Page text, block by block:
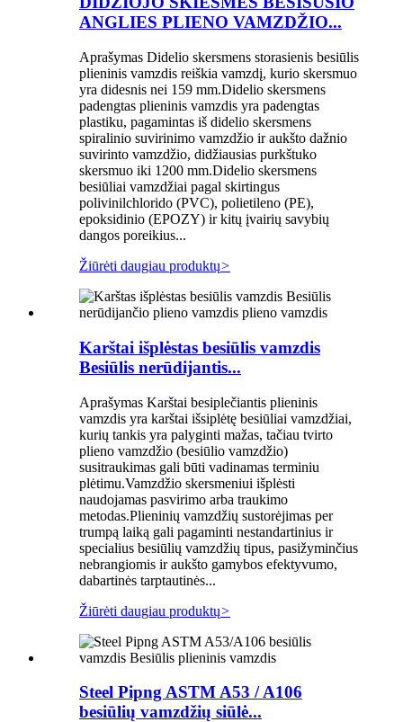
ANGLIES PLIENO VAMZDŽIO...
Aprašymas Didelio skersmens storasienis besiūlis
plieninis vamzdis reiškia vamzdį, kurio skersmuo
yra didesnis nei 159 mm.Didelio skersmens
padengtas plieninis vamzdis yra padengtas
plastiku, pagamintas iš didelio skersmens
spiralinio suvirinimo vamzdžio ir aukšto dažnio
suvirinto vamzdžio, didžiausias purkštuko
skersmuo iki 1200 mm.Didelio skersmens
besiūliai vamzdžiai pagal skirtingus
polivinilchlorido (PVC), polietileno (PE),
epoksidinio (EPOZY) ir kitų įvairių savybių
dangos poreikius...
Žiūrėti daugiau produktų>
Karštai išplėstas besiūlis vamzdis
Besiūlis nerūdijantis...
Aprašymas Karštai besiplečiantis plieninis
vamzdis yra karštai išsiplėtę besiūliai vamzdžiai,
kurių tankis yra palyginti mažas, tačiau tvirto
plieno vamzdžio (besiūlio vamzdžio)
susitraukimas gali būti vadinamas terminiu
plėtimu.Vamzdžio skersmeniui išplėsti
naudojamas pasvirimo arba traukimo
metodas.Plieninių vamzdžių sustorėjimas per
trumpą laiką gali pagaminti nestandartinius ir
specialius besiūlių vamzdžių tipus, pasižyminčius
nebrangiomis ir aukšto gamybos efektyvumo,
dabartinės tarptautinės...
Žiūrėti daugiau produktų>
Steel Pipng ASTM A53 / A106
besiūlių vamzdžių siūlė...